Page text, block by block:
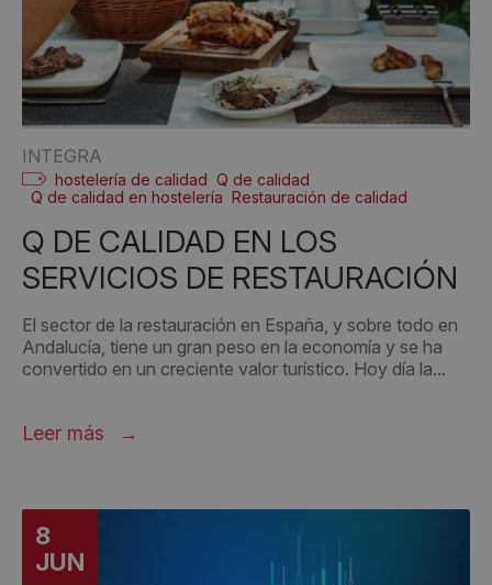
INTEGRA
hostelería de calidad Q de calidad
Q de calidad en hostelería Restauración de calidad
Q DE CALIDAD EN LOS
SERVICIOS DE RESTAURACIÓN
El sector de la restauración en España, y sobre todo en
Andalucía, tiene un gran peso en la economía y se ha
convertido en un creciente valor turístico. Hoy día la...
Leer más
8
JUN